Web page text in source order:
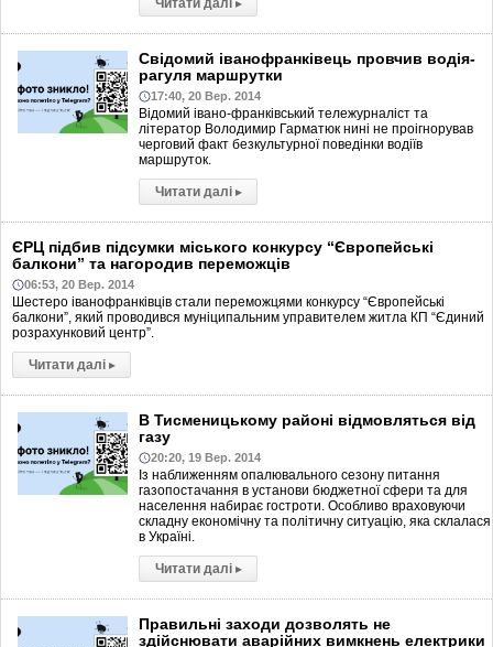
Свідомий іванофранківець провчив водія-
рагуля маршрутки
17:40, 20 Вер. 2014
Відомий івано-франківський тележурналіст та
літератор Володимир Гарматюк нині не проігнорував
черговий факт безкультурної поведінки водіїв
маршруток.
Читати далі ▸
ЄРЦ підбив підсумки міського конкурсу “Європейські
балкони” та нагородив переможців
06:53, 20 Вер. 2014
Шестеро іванофранківців стали переможцями конкурсу “Європейські
балкони”, який проводився муніципальним управителем житла КП “Єдиний
розрахунковий центр”.
Читати далі ▸
В Тисменицькому районі відмовляться від
газу
20:20, 19 Вер. 2014
Із наближенням опалювального сезону питання
газопостачання в установи бюджетної сфери та для
населення набирає гостроти. Особливо враховуючи
складну економічну та політичну ситуацію, яка склалася
в Україні.
Читати далі ▸
Правильні заходи дозволять не
здійснювати аварійних вимкнень електрики